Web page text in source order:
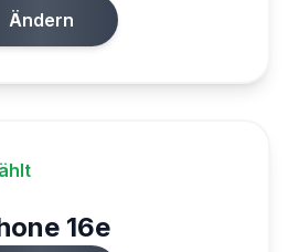
Ändern
16e